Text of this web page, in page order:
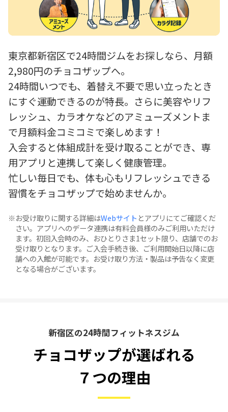
東京都新宿区で24時間ジムをお探しなら、月額
2,980円のチョコザップへ。
24時間いつでも、着替え不要で思い立ったとき
にすぐ運動できるのが特長。さらに美容やリフ
レッシュ、カラオケなどのアミューズメントま
で月額料金コミコミで楽しめます！
入会すると体組成計を受け取ることができ、専
用アプリと連携して楽しく健康管理。
忙しい毎日でも、体も心もリフレッシュできる
習慣をチョコザップで始めませんか。
お受け取りに関する詳細はWebサイト とアプリにてご確認くだ
さい。アプリへのデータ連携は有料会員様のみご利用いただけ
ます。初回入会時のみ、おひとりさま1セット限り、店舗でのお
受け取りとなります。ご入会手続き後、ご利用開始日以降に店
舗への入館が可能です。お受け取り方法・製品は予告なく変更
となる場合がございます。
新宿区の24時間フィットネスジム
チョコザップが選ばれる
７つの理由